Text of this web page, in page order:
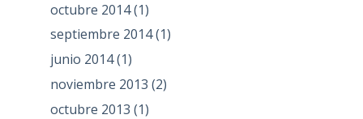
octubre 2014(1)
septiembre 2014(1)
junio 2014(1)
noviembre 2013 (2)
octubre 2013 (1)